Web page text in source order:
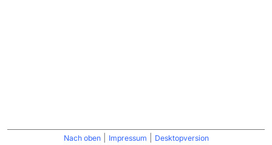
Nach oben Impressum Desktopversion